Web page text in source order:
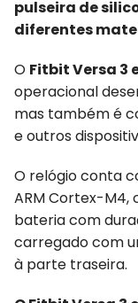
pulseira de
diferentes
O Fitbit Versa 3
operacional
mas também é
e outros
O relógio conta
ARM Cortex-M4,
bateria com
carregado com
à parte traseira.